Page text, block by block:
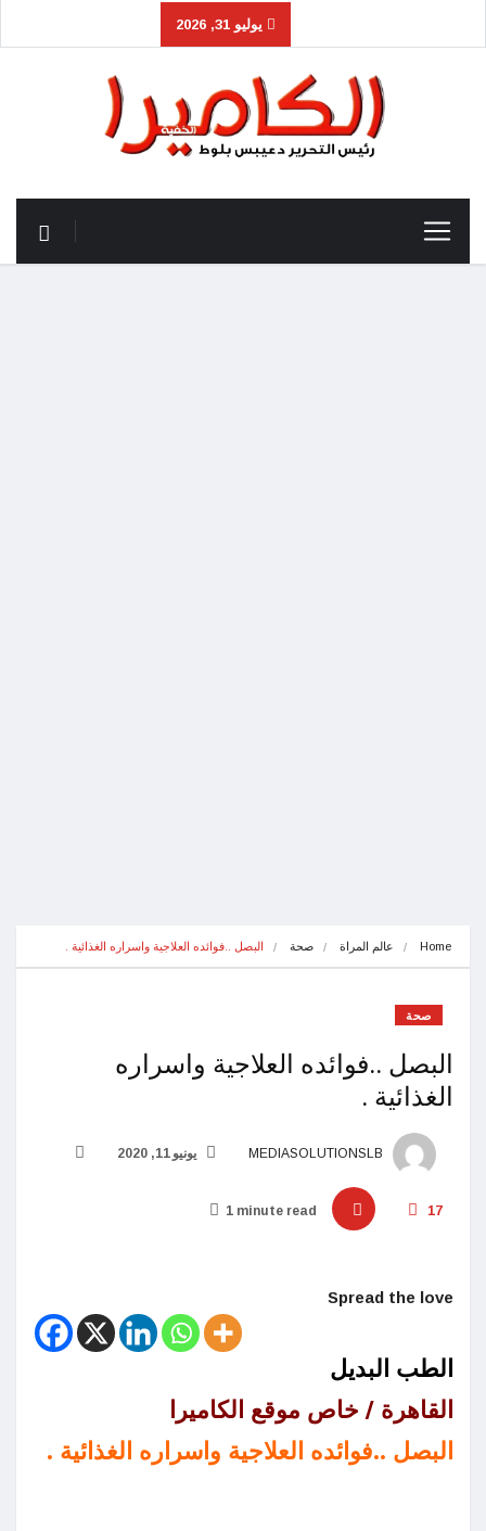
يوليو 31, 2026
Home عالم المراة صحة البصل ..فوائده العلاجية واسراره الغذائية .
صحة
البصل ..فوائده العلاجية واسراره
الغذائية .
يونيو 11, 2020
17
1 minute read
Spread the love
الطب البديل
القاهرة / خاص موقع الكاميرا
البصل ..فوائده العلاجية واسراره الغذائية .